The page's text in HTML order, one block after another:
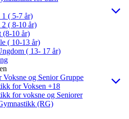
( 5-7 år)
( 8-10 år)
10 år)
( 10-13 år)
( 13- 17 år)
og Senior Gruppe
for Voksen +18
for voksne og Seniorer
(RG)